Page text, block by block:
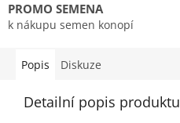
PROMO SEMENA
k nákupu semen konopí
Popis Diskuze
Detailní popis produktu